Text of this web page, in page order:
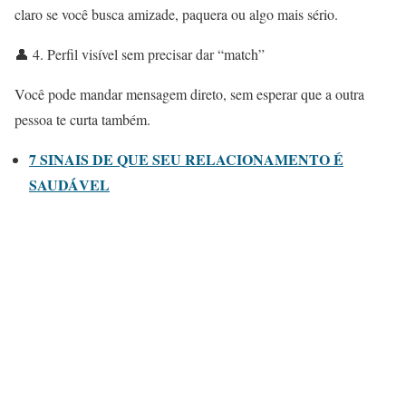
claro se você busca amizade, paquera ou algo mais sério.
👤 4. Perfil visível sem precisar dar “match”
Você pode mandar mensagem direto, sem esperar que a outra
pessoa te curta também.
7 SINAIS DE QUE SEU RELACIONAMENTO É
SAUDÁVEL